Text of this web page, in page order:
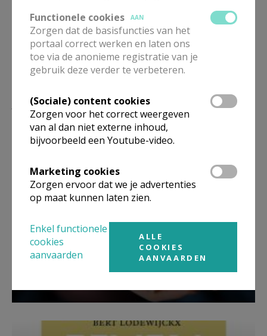
Lees meer
Beroepsvereniging Zorgpastores
Functionele cookies
AAN
Zorgen dat de basisfuncties van het
portaal correct werken en laten ons
toe via de anonieme registratie van je
gebruik deze verder te verbeteren.
(Sociale) content cookies
Zorgen voor het correct weergeven
van al dan niet externe inhoud,
bijvoorbeeld een Youtube-video.
Marketing cookies
Zorgen ervoor dat we je advertenties
op maat kunnen laten zien.
Enkel functionele
cookies
aanvaarden
ALLE
COOKIES
AANVAARDEN